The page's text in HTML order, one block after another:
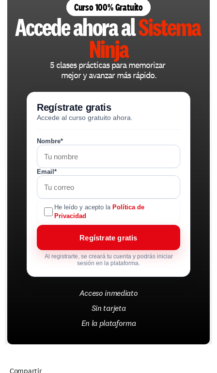
Curso 100% Gratuito
Accede ahora al Sistema
Ninja
5 clases prácticas para memorizar
mejor y avanzar más rápido.
Regístrate gratis
Accede al curso gratuito ahora.
Nombre*
Email*
He leído y acepto la Política de
Privacidad
Regístrate gratis
Al registrarte, se creará tu cuenta y podrás iniciar
sesión en la plataforma.
Acceso inmediato
Sin tarjeta
En la plataforma
Compartir